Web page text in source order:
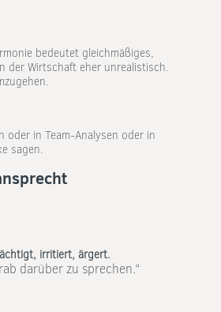
bedeutet gleichmäßiges,
der Wirtschaft eher unrealistisch.
oder in Team-Analysen oder in
sagen.
irritiert, ärgert.
darüber zu sprechen.“